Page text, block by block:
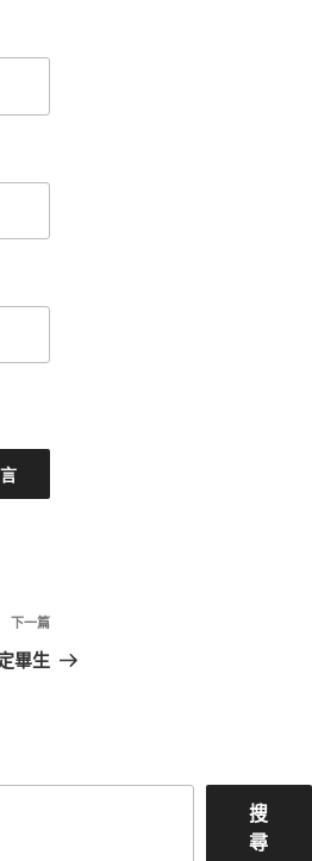
下
一
下一篇
畢生
搜
尋